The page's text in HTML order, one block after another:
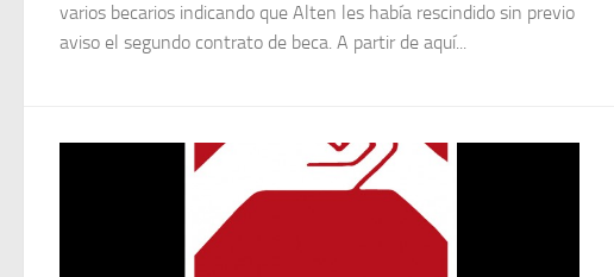
varios becarios indicando que Alten les había rescindido sin previo
aviso el segundo contrato de beca. A partir de aquí...